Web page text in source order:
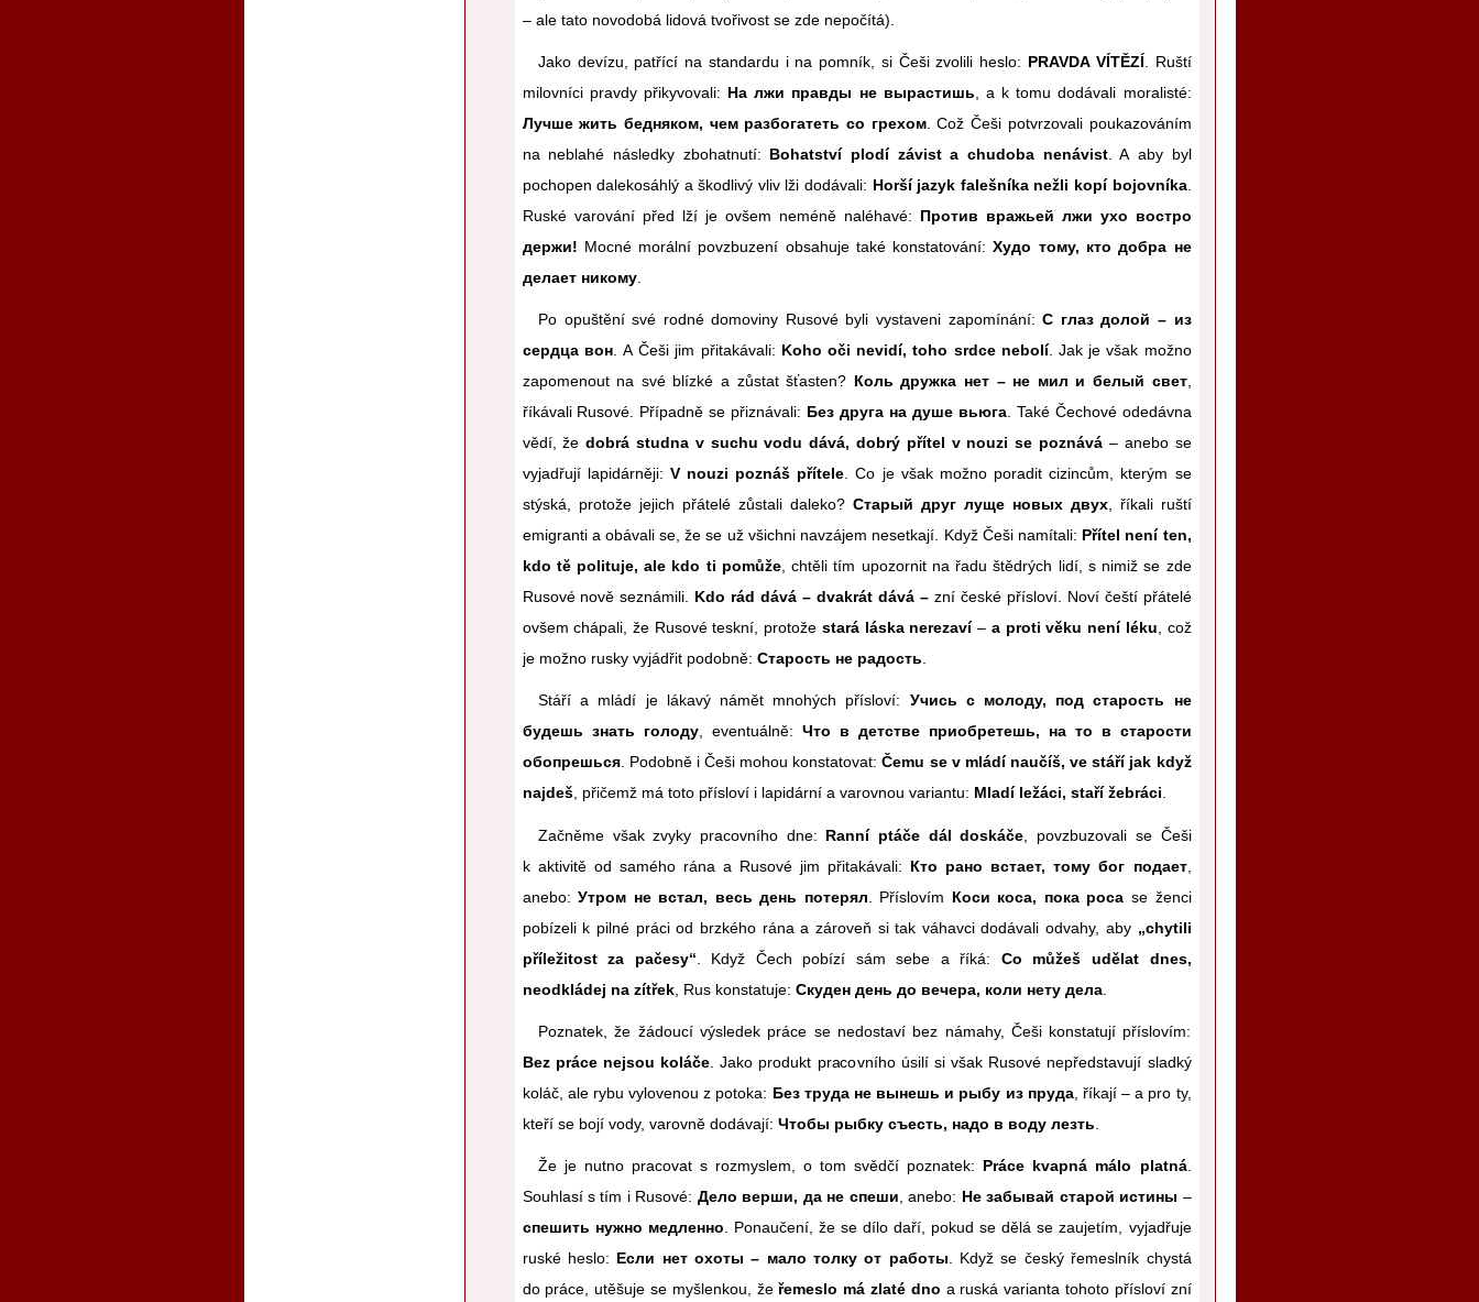
– ale tato novodobá lidová tvořivost se zde nepočítá).
Jako devízu, patřící na standardu i na pomník, si Češi zvolili heslo: PRAVDA VÍTĚZÍ. Ruští
milovníci pravdy přikyvovali: На лжи правды не вырастишь, a k tomu dodávali moralisté:
Лучше жить бедняком, чем разбогатеть со грехом. Což Češi potvrzovali poukazováním
na neblahé následky zbohatnutí: Bohatství plodí závist a chudoba nenávist. A aby byl
pochopen dalekosáhlý a škodlivý vliv lži dodávali: Horší jazyk falešníka nežli kopí bojovníka.
Ruské varování před lží je ovšem neméně naléhavé: Против вражьей лжи ухо востро
держи! Mocné morální povzbuzení obsahuje také konstatování:Худо тому, кто добра не
делает никому.
Po opuštění své rodné domoviny Rusové byli vystaveni zapomínání:С глаз долой – из
сердца вон. A Češi jim přitakávali: Koho oči nevidí, toho srdce nebolí. Jak je však možno
zapomenout na své blízké a zůstat šťasten? Коль дружка нет – не мил и белый свет,
říkávali Rusové. Případně se přiznávali: Без друга на душе вьюга. Také Čechové odedávna
vědí, žedobrá studna v suchu vodu dává, dobrý přítel v nouzi se poznává – anebo se
vyjadřují lapidárněji: V nouzi poznáš přítele. Co je však možno poradit cizincům, kterým se
stýská, protože jejich přátelé zůstali daleko? Старый друг луще новых двух, říkali ruští
emigranti a obávali se, že se už všichni navzájem nesetkají. Když Češi namítali: Přítel není ten,
kdo tě polituje, ale kdo ti pomůže, chtěli tím upozornit na řadu štědrých lidí, s nimiž se zde
Rusové nově seznámili. Kdo rád dává – dvakrát dává – zní české přísloví. Noví čeští přátelé
ovšem chápali, že Rusové teskní, protože stará láska nerezaví– a proti věku není léku, což
je možno rusky vyjádřit podobně: Старость не радость.
Stáří a mládí je lákavý námět mnohých přísloví: Учись с молоду, под старость не
будешь знать голоду, eventuálně: Что в детстве приобретешь, на то в старости
обопрешься. Podobně i Češi mohou konstatovat:Čemu se v mládí naučíš, ve stáří jak když
najdeš, přičemž má toto přísloví i lapidární a varovnou variantu: Mladí ležáci, staří žebráci.
Začněme však zvyky pracovního dne: Ranní ptáče dál doskáče , povzbuzovali se Češi
k aktivitě od samého rána a Rusové jim přitakávali: Кто рано встает, тому бог подает,
anebo:Утром не встал, весь день потерял . Příslovím Коси коса, пока роса se ženci
pobízeli k pilné práci od brzkého rána а zároveň si tak váhavci dodávali odvahy, aby „chytili
příležitost za pačesy“ . Když Čech pobízí sám sebe a říká: Co můžeš udělat dnes,
neodkládej na zítřek, Rus konstatuje: Скуден день до вечера, коли нету дела.
Poznatek, že žádoucí výsledek práce se nedostaví bez námahy, Češi konstatují příslovím:
Bez práce nejsou koláče . Jako produkt pracovního úsilí si však Rusové nepředstavují sladký
koláč, ale rybu vylovenou z potoka: Без труда не вынешь и рыбу из пруда, říkají – a pro ty,
kteří se bojí vody, varovně dodávají: Чтобы рыбку съесть, надо в воду лезть
Že je nutno pracоvat s rozmyslem, o tom svědčí poznatek: Práce kvapná málo platná.
Souhlasí s tím i Rusové: Дело верши, да не спеши , anebo: Не забывай старой истины –
спешить нужно медленно . Ponaučení, že se dílo daří, pokud se dělá se zaujetím, vyjadřuje
ruské heslo: Если нет охоты – мало толку от работы . Když se český řemeslník chystá
do práce, utěšuje se myšlenkou, žeřemeslo má zlaté dno a ruská varianta tohoto přísloví zní